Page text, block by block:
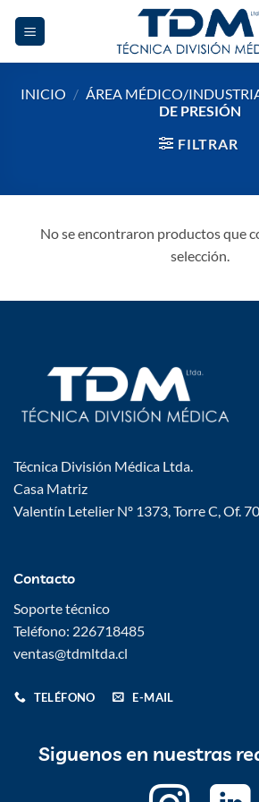
INICIO / ÁREA MÉDICO/
DE PRESIÓN
FILTRAR
No se encontraron productos que
selección.
Técnica División Médica Ltda.
Casa Matriz
Valentín Letelier Nº 1373, Torre C, Of.
Contacto
Soporte técnico
Teléfono: 226718485
ventas@tdmltda.cl
TELÉFONO E-MAIL
Siguenos en nuestras